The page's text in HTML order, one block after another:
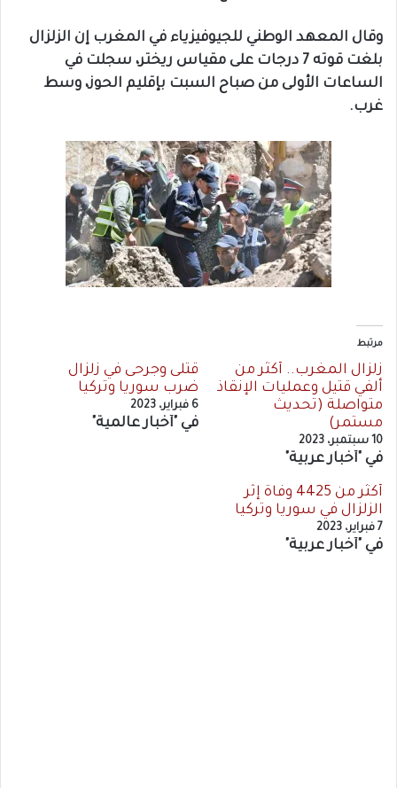
وقال المعهد الوطني للجيوفيزياء في المغرب إن الزلزال
بلغت قوته 7 درجات على مقياس ريختر، سجلت في
الساعات الأولى من صباح السبت بإقليم الحوز، وسط
غرب.
مرتبط
زلزال المغرب.. أكثر من
ألفي قتيل وعمليات الإنقاذ
متواصلة (تحديث
مستمر)
10 سبتمبر، 2023
في "أخبار عربية"
قتلى وجرحى في زلزال
ضرب سوريا وتركيا
6 فبراير، 2023
في "أخبار عالمية"
أكثر من 4425‬ وفاة إثر
الزلزال في سوريا وتركيا
7 فبراير، 2023
في "أخبار عربية"